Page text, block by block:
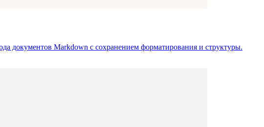
документов Markdown с сохранением форматирования и структуры.